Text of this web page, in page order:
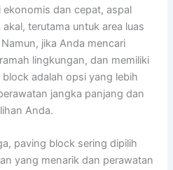
dan cepat, aspal
terutama untuk area luas
jika Anda mencari
lingkungan, dan memiliki
adalah opsi yang lebih
jangka panjang dan
Anda.
paving block sering dipilih
yang menarik dan perawatan